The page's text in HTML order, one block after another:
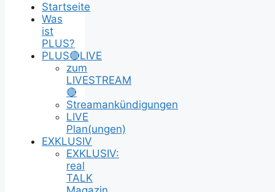
Startseite
Was
ist
PLUS?
PLUS🔴LIVE
zum
LIVESTREAM
🔴
Streamankündigungen
LIVE
Plan(ungen)
EXKLUSIV
EXKLUSIV:
real
TALK